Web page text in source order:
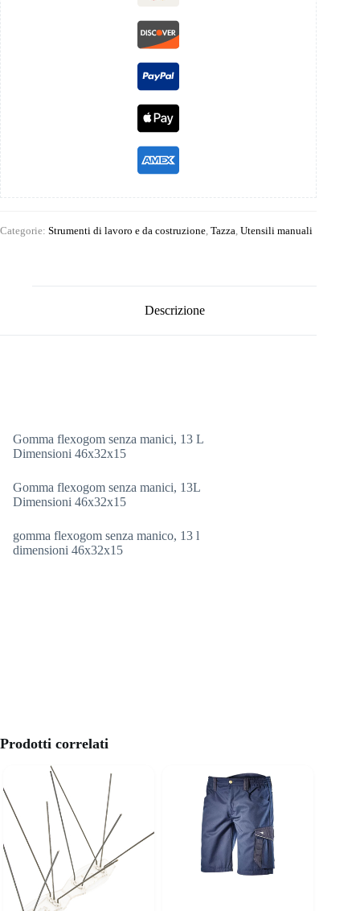
Categorie: Strumenti di lavoro e da costruzione, Tazza, Utensili manuali
Descrizione
Gomma flexogom senza manici, 13 L
Dimensioni 46x32x15
Gomma flexogom senza manici, 13L
Dimensioni 46x32x15
gomma flexogom senza manico, 13 l
dimensioni 46x32x15
Prodotti correlati